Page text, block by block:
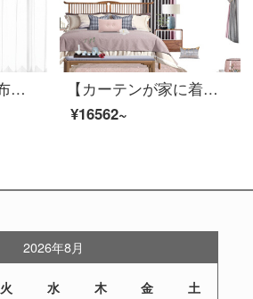
【カーテン自宅】布芸カーテン完成品の青いダンスはシームレスに現代のジャカード高精密高遮光リビングルームの光豪華注文ダウン窓LDC 20 SSA-1601ホールを作る/カーテンヘッドを含まない(高さ2.6メートル以内で変更可能)XLのカーテンセット/ダブルオープン(適用窓幅3.5-4.1メートル)
【カーテンが家に着く】カーテン製品の新中国式高遮光カスタムリビングルームの振り付け時間テリレン花式書斎は布のカーテンLDC 20 SSA-4101 Sフックに接続します。
¥16562~
2026年8月
火 水 木 金 土